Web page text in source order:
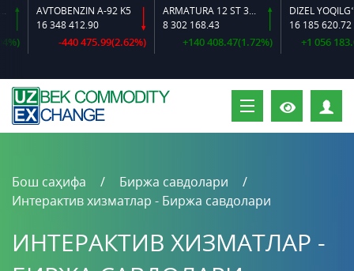
AVTOBENZIN A-92 K5
16 348 412.90
-440 475.99(2.62%)
ARMATURA 12 ST 35 GS O‘LCHAMLI
8 302 168.43
+140 408.47(1.72%)
DIZEL YOQILG‘ISI
16 185 620.72
+1 056
Бош саҳифа
Биржа савдолари
Интерактив хизматлар - Биржа савдолари
ИНТЕРАКТИВ ХИЗМАТЛАР -